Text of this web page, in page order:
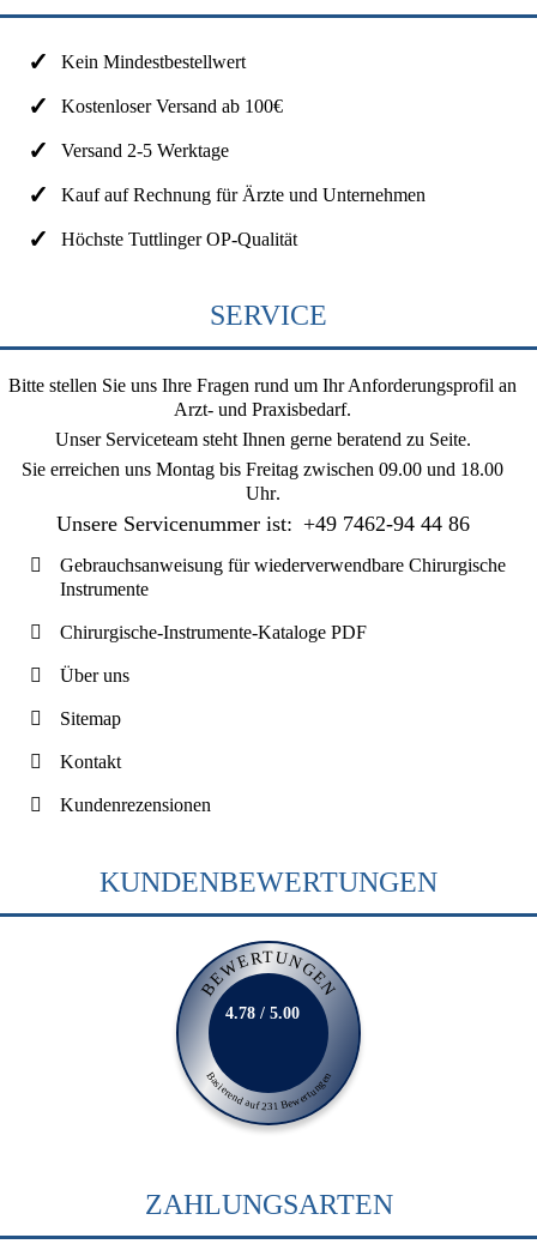
Kein Mindestbestellwert
Kostenloser Versand ab 100€
Versand 2-5 Werktage
Kauf auf Rechnung für Ärzte und Unternehmen
Höchste Tuttlinger OP-Qualität
SERVICE
Bitte stellen Sie uns Ihre Fragen rund um Ihr Anforderungsprofil an
Arzt- und Praxisbedarf.
Unser Serviceteam steht Ihnen gerne beratend zu Seite.
Sie erreichen uns Montag bis Freitag zwischen 09.00 und 18.00
Uhr.
Unsere Servicenummer ist: +49 7462-94 44 86
Gebrauchsanweisung für wiederverwendbare Chirurgische
Instrumente
Chirurgische-Instrumente-Kataloge PDF
Über uns
Sitemap
Kontakt
Kundenrezensionen
KUNDENBEWERTUNGEN
BEWERTUNGEN
Basierend auf 231 Bewertungen
4.78 / 5.00
ZAHLUNGSARTEN